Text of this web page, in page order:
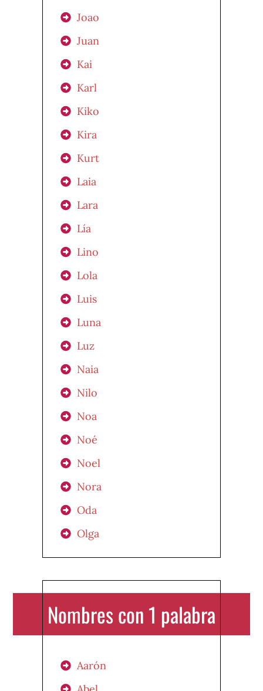
Joao
Juan
Kai
Karl
Kiko
Kira
Kurt
Laia
Lara
Lía
Lino
Lola
Luis
Luna
Luz
Naia
Nilo
Noa
Noé
Noel
Nora
Oda
Olga
Nombres con 1 palabra
Aarón